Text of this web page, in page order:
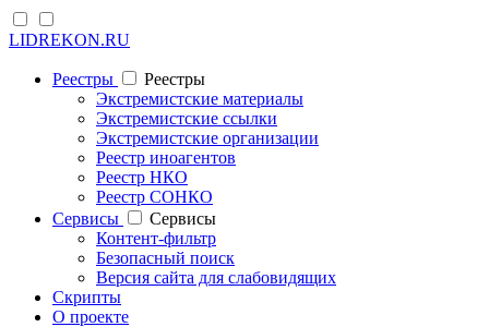
LIDREKON.RU
Реестры
Реестры
Экстремистские материалы
Экстремистские ссылки
Экстремистские организации
Реестр иноагентов
Реестр НКО
Реестр СОНКО
Cервисы
Cервисы
Контент-фильтр
Безопасный поиск
Версия сайта для слабовидящих
Скрипты
О проекте